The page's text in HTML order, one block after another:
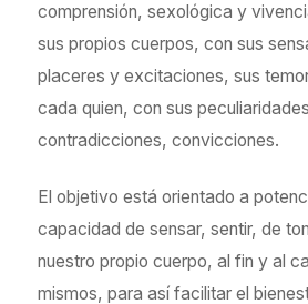
comprensión, sexológica y
sus propios cuerpos, con sus
placeres y excitaciones, sus
cada quien, con sus
contradicciones, convicciones.
El objetivo está orientado a
capacidad de sensar, sentir, de
nuestro propio cuerpo, al fin y al
mismos, para así facilitar el